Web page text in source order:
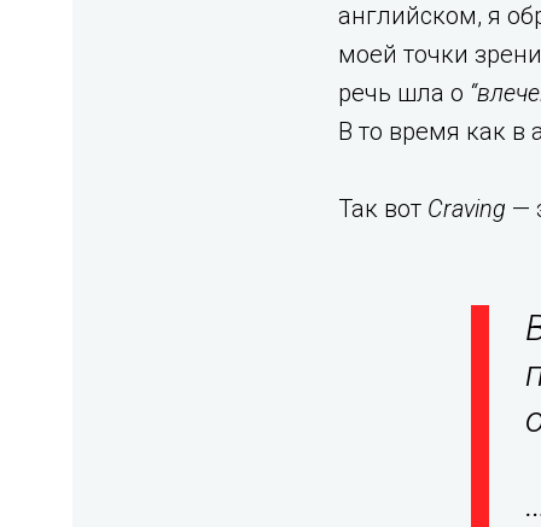
английском, я
моей точки
речь шла о
В то время как в
Так вот Craving —